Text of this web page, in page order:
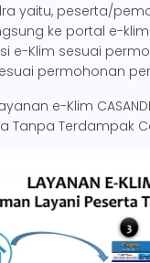
yaitu, peserta/
ke portal e-
e-Klim sesuai
permohonan
e-Klim
Tanpa Terdampak